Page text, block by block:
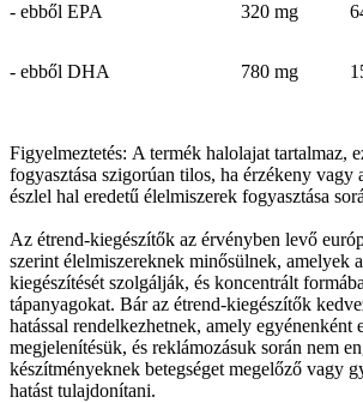
- ebből EPA 320 mg
- ebből DHA 780 mg
Figyelmeztetés: A termék halolajat tartalmaz,
fogyasztása szigorúan tilos, ha érzékeny vagy
észlel hal eredetű élelmiszerek fogyasztása
Az étrend-kiegészítők az érvényben levő
szerint élelmiszereknek minősülnek, amelyek
kiegészítését szolgálják, és koncentrált
tápanyagokat. Bár az étrend-kiegészítők
hatással rendelkezhetnek, amely egyénenként
megjelenítésük, és reklámozásuk során nem
készítményeknek betegséget megelőző vagy
hatást tulajdonítani.